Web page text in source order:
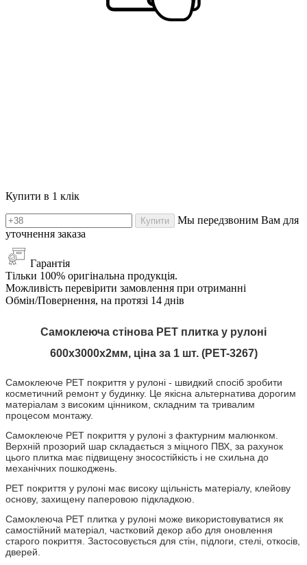
Купити в 1 клік
Купити
Мы передзвоним Вам для
уточнення заказа
Гарантія
Тільки 100% оригінальна продукція.
Можливість перевірити замовлення при отриманні
Обмін/Повернення, на протязі 14 днів
Самоклеюча стінова PET плитка у рулоні
600х3000х2мм, ціна за 1 шт. (PET-3267)
Самоклеюче PET покриття у рулоні - швидкий спосіб зробити
косметичний ремонт у будинку. Це якісна альтернатива дорогим
матеріалам з високим цінником, складним та тривалим
процесом монтажу.
Самоклеюче PET покриття у рулоні з фактурним малюнком.
Верхній прозорий шар складається з міцного ПВХ, за рахунок
цього плитка має підвищену зносостійкість і не схильна до
механічних пошкоджень.
PET покриття у рулоні має високу щільність матеріалу, клейову
основу, захищену паперовою підкладкою.
Самоклеюча PET плитка у рулоні може використовуватися як
самостійний матеріал, частковий декор або для оновлення
старого покриття. Застосовується для стін, підлоги, стелі, откосів,
дверей.